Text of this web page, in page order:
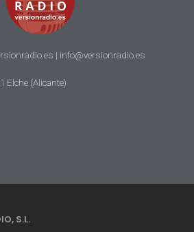
| info@versionradio.es
Elche (Alicante)
S.L.